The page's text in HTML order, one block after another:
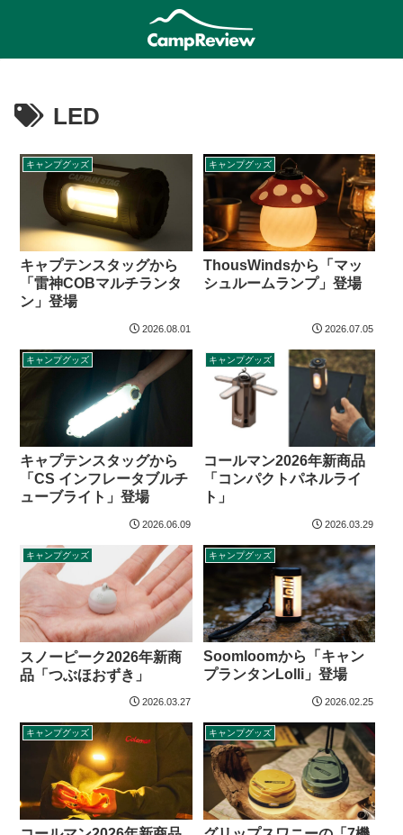
LED
キャンプグッズ
キャプテンスタッグから
「雷神COBマルチランタ
ン」登場
2026.08.01
キャンプグッズ
ThousWindsから「マッ
シュルームランプ」登場
2026.07.05
キャンプグッズ
キャプテンスタッグから
「CS インフレータブルチ
ューブライト」登場
2026.06.09
キャンプグッズ
コールマン2026年新商品
「コンパクトパネルライ
ト」
2026.03.29
キャンプグッズ
スノーピーク2026年新商
品「つぶほおずき」
2026.03.27
キャンプグッズ
Soomloomから「キャン
プランタンLolli」登場
2026.02.25
キャンプグッズ キャンプグッズ